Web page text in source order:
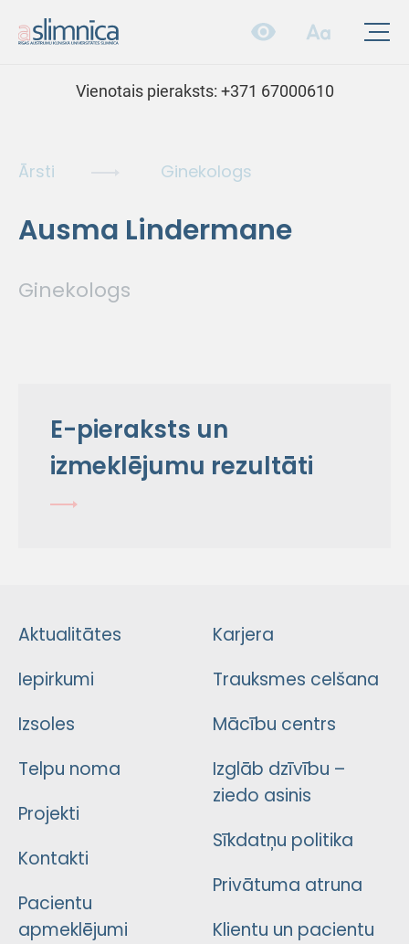
Vienotais pieraksts: +371 67000610
Ārsti Ginekologs
Ausma Lindermane
Ginekologs
E-pieraksts un
izmeklējumu rezultāti
Aktualitātes
Iepirkumi
Izsoles
Telpu noma
Projekti
Kontakti
Pacientu
apmeklējumi
Karjera
Trauksmes celšana
Mācību centrs
Izglāb dzīvību –
ziedo asinis
Sīkdatņu politika
Privātuma atruna
Klientu un pacientu